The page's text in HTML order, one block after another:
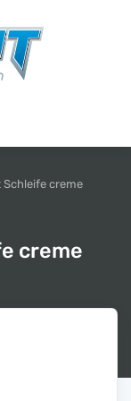
creme
creme